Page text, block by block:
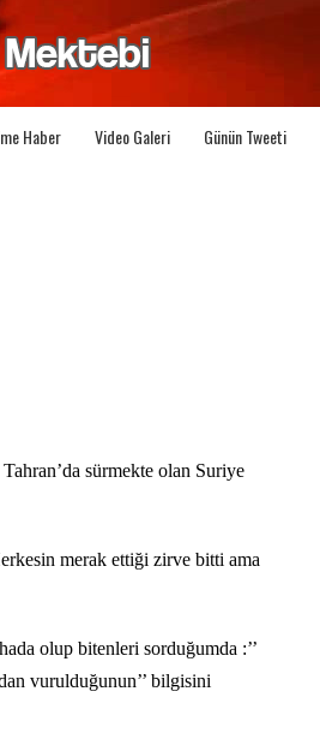
Haber Video Galeri Günün Tweeti
sürmekte olan Suriye
merak ettiği zirve bitti ama
olup bitenleri sorduğumda :’’
vurulduğunun’’ bilgisini